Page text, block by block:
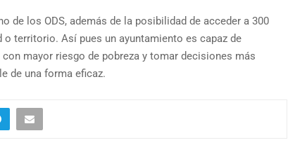
de los ODS, además de la posibilidad de acceder a 300
territorio. Así pues un ayuntamiento es capaz de
mayor riesgo de pobreza y tomar decisiones más
de una forma eficaz.